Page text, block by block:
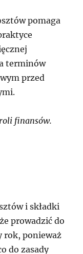
pomaga
terminów
przed
finansów.
i składki
prowadzić do
rok, ponieważ
do zasady